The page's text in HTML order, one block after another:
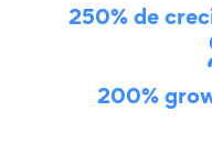
250% de
200%